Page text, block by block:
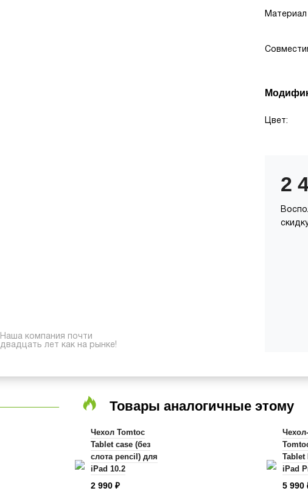
Материал
Цвет:
2
Наша компания почти
двадцать лет как на рынке!
Товары аналогичные этому
Чехол Tomtoc
Tablet case (без
слота pencil) для
iPad 10.2
фиолетовый (B02-
2 990 ₽
Tablet
iPad
Air
5 990